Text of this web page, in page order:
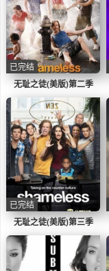
无耻之徒(美版)第二季
已完结
无耻之徒(美版)第三季
已完结